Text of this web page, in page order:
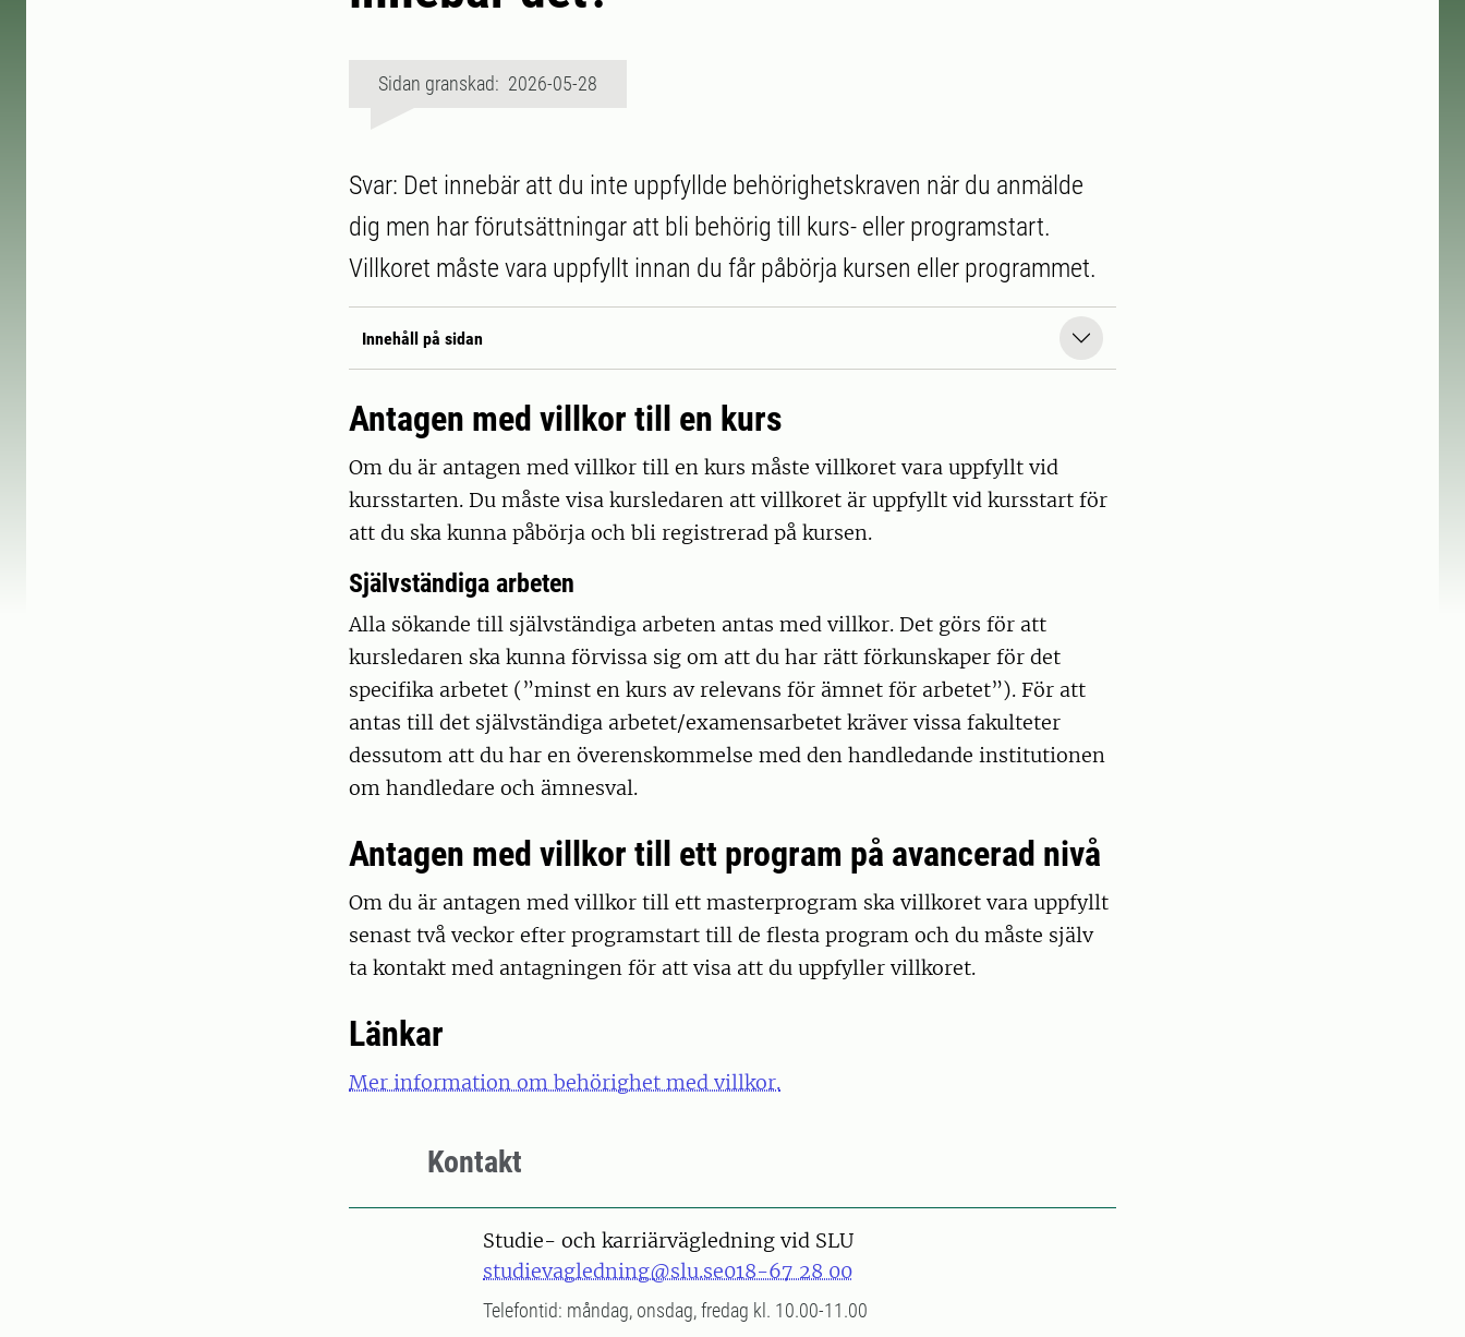
Sidan granskad: 2026-05-28
Svar: Det innebär att du inte uppfyllde behörighetskraven när du anmälde
dig men har förutsättningar att bli behörig till kurs- eller programstart.
Villkoret måste vara uppfyllt innan du får påbörja kursen eller programmet.
Innehåll på sidan
Antagen med villkor till en kurs
Om du är antagen med villkor till en kurs måste villkoret vara uppfyllt vid
kursstarten. Du måste visa kursledaren att villkoret är uppfyllt vid kursstart för
att du ska kunna påbörja och bli registrerad på kursen.
Självständiga arbeten
Alla sökande till självständiga arbeten antas med villkor. Det görs för att
kursledaren ska kunna förvissa sig om att du har rätt förkunskaper för det
specifika arbetet (”minst en kurs av relevans för ämnet för arbetet”). För att
antas till det självständiga arbetet/examensarbetet kräver vissa fakulteter
dessutom att du har en överenskommelse med den handledande institutionen
om handledare och ämnesval.
Antagen med villkor till ett program på avancerad nivå
Om du är antagen med villkor till ett masterprogram ska villkoret vara uppfyllt
senast två veckor efter programstart till de flesta program och du måste själv
ta kontakt med antagningen för att visa att du uppfyller villkoret.
Länkar
Mer information om behörighet med villkor.
Kontakt
Studie- och karriärvägledning vid SLU
studievagledning@slu.se018-67 28 00
Telefontid: måndag, onsdag, fredag kl. 10.00-11.00